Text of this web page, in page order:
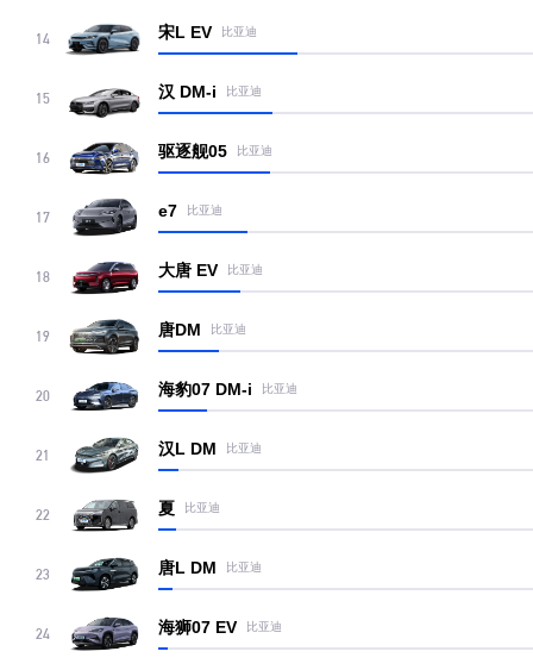
14 宋L EV 比亚迪
15 汉 DM-i 比亚迪
16 驱逐舰05 比亚迪
17 e7 比亚迪
18 大唐 EV 比亚迪
19 唐DM 比亚迪
20 海豹07 DM-i 比亚迪
21 汉L DM 比亚迪
22 夏 比亚迪
23 唐L DM 比亚迪
24 海狮07 EV 比亚迪